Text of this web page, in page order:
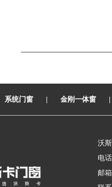
系统门窗 金刚一体窗
沃
电
邮